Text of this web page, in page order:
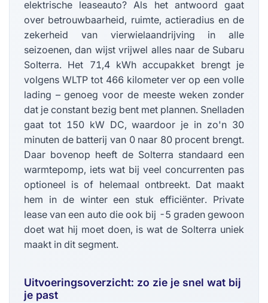
elektrische leaseauto? Als het antwoord gaat
over betrouwbaarheid, ruimte, actieradius en de
zekerheid van vierwielaandrijving in alle
seizoenen, dan wijst vrijwel alles naar de Subaru
Solterra. Het 71,4 kWh accupakket brengt je
volgens WLTP tot 466 kilometer ver op een volle
lading – genoeg voor de meeste weken zonder
dat je constant bezig bent met plannen. Snelladen
gaat tot 150 kW DC, waardoor je in zo'n 30
minuten de batterij van 0 naar 80 procent brengt.
Daar bovenop heeft de Solterra standaard een
warmtepomp, iets wat bij veel concurrenten pas
optioneel is of helemaal ontbreekt. Dat maakt
hem in de winter een stuk efficiënter. Private
lease van een auto die ook bij -5 graden gewoon
doet wat hij moet doen, is wat de Solterra uniek
maakt in dit segment.
Uitvoeringsoverzicht: zo zie je snel wat bij
je past